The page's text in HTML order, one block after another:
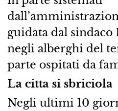
guidata dal
negli alberghi del
parte ospitati da
La citta si sbriciola
Negli ultimi 10